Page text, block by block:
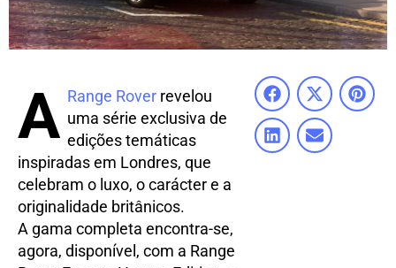
A Range Rover revelou
uma série exclusiva de
edições temáticas
inspiradas em Londres, que
celebram o luxo, o carácter e a
originalidade britânicos.
A gama completa encontra-se,
agora, disponível, com a Range